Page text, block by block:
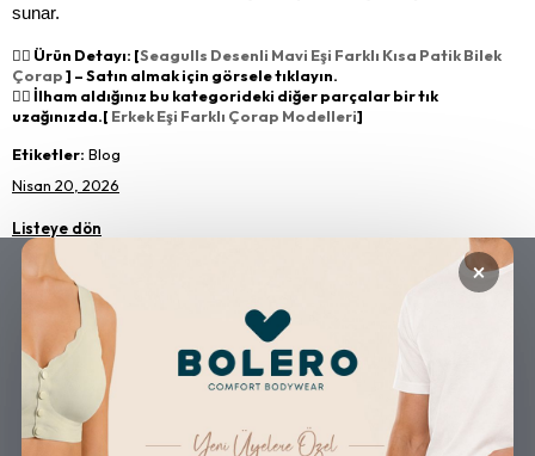
sunar.
👉🏻 Ürün Detayı: [Seagulls Desenli Mavi Eşi Farklı Kısa Patik Bilek
Çorap] – Satın almak için görsele tıklayın.
👉🏻 İlham aldığınız bu kategorideki diğer parçalar bir tık
uzağınızda.[ Erkek Eşi Farklı Çorap Modelleri]
Etiketler: Blog
Nisan 20, 2026
Listeye dön
ÜCRETSİZ KARGO GÜVENLİ ALIŞVERİŞ
×